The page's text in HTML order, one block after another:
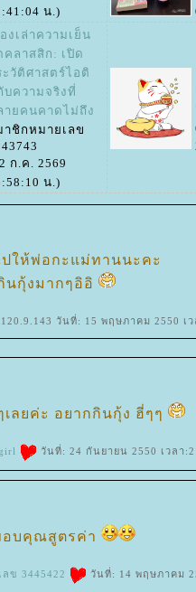
น.)
องเล่าความเย็น
คลาสสิก: เปิด
ะวัติศาสตร์ไอติ
บความจริงที่
ายคนคาดไม่ถึง
าชิกหมายเลข
ก.ค. 2569
น.)
ปให้พ่อกะแม่ทานนะคะ
กุ้งมากๆอิอิ
วันที่: 15 พฤษภาคม 2550 เ
ลยค่ะ อยากกินกุ้ง ฮี่ๆๆ
วันที่: 24 กันยายน 2550 เวลา
อบคุณสูตรค่า
ข 3445422
วันที่: 14 พฤษภาคม